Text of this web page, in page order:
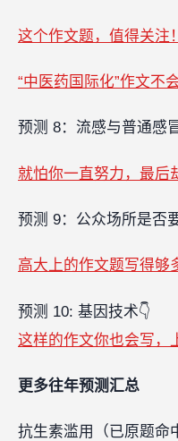
这个作文题，值得关注！
“中医药国际化”作文不
预测 8：流感与普通感
就怕你一直努力，最后
预测 9：公众场所是否
高大上的作文题写得够
预测 10: 基因技术👇
这样的作文你也会写，
更多往年预测汇总
抗生素滥用（已原题命